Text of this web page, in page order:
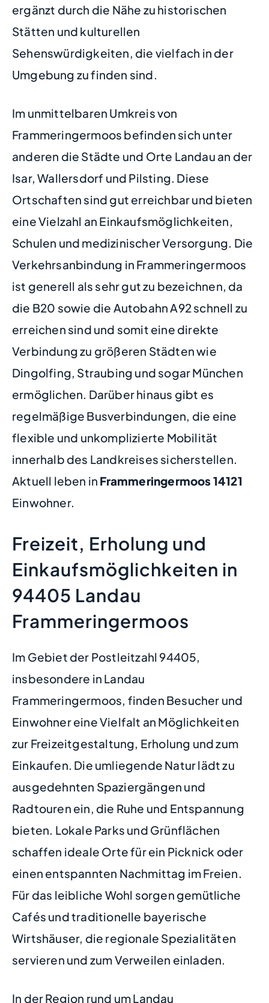
ergänzt durch die Nähe zu historischen
Stätten und kulturellen
Sehenswürdigkeiten, die vielfach in der
Umgebung zu finden sind.
Im unmittelbaren Umkreis von
Frammeringermoos befinden sich unter
anderen die Städte und Orte Landau an der
Isar, Wallersdorf und Pilsting. Diese
Ortschaften sind gut erreichbar und bieten
eine Vielzahl an Einkaufsmöglichkeiten,
Schulen und medizinischer Versorgung. Die
Verkehrsanbindung in Frammeringermoos
ist generell als sehr gut zu bezeichnen, da
die B20 sowie die Autobahn A92 schnell zu
erreichen sind und somit eine direkte
Verbindung zu größeren Städten wie
Dingolfing, Straubing und sogar München
ermöglichen. Darüber hinaus gibt es
regelmäßige Busverbindungen, die eine
flexible und unkomplizierte Mobilität
innerhalb des Landkreises sicherstellen.
Aktuell leben in Frammeringermoos 14121
Einwohner.
Freizeit, Erholung und
Einkaufsmöglichkeiten in
94405 Landau
Frammeringermoos
Im Gebiet der Postleitzahl 94405,
insbesondere in Landau
Frammeringermoos, finden Besucher und
Einwohner eine Vielfalt an Möglichkeiten
zur Freizeitgestaltung, Erholung und zum
Einkaufen. Die umliegende Natur lädt zu
ausgedehnten Spaziergängen und
Radtouren ein, die Ruhe und Entspannung
bieten. Lokale Parks und Grünflächen
schaffen ideale Orte für ein Picknick oder
einen entspannten Nachmittag im Freien.
Für das leibliche Wohl sorgen gemütliche
Cafés und traditionelle bayerische
Wirtshäuser, die regionale Spezialitäten
servieren und zum Verweilen einladen.
In der Region rund um Landau